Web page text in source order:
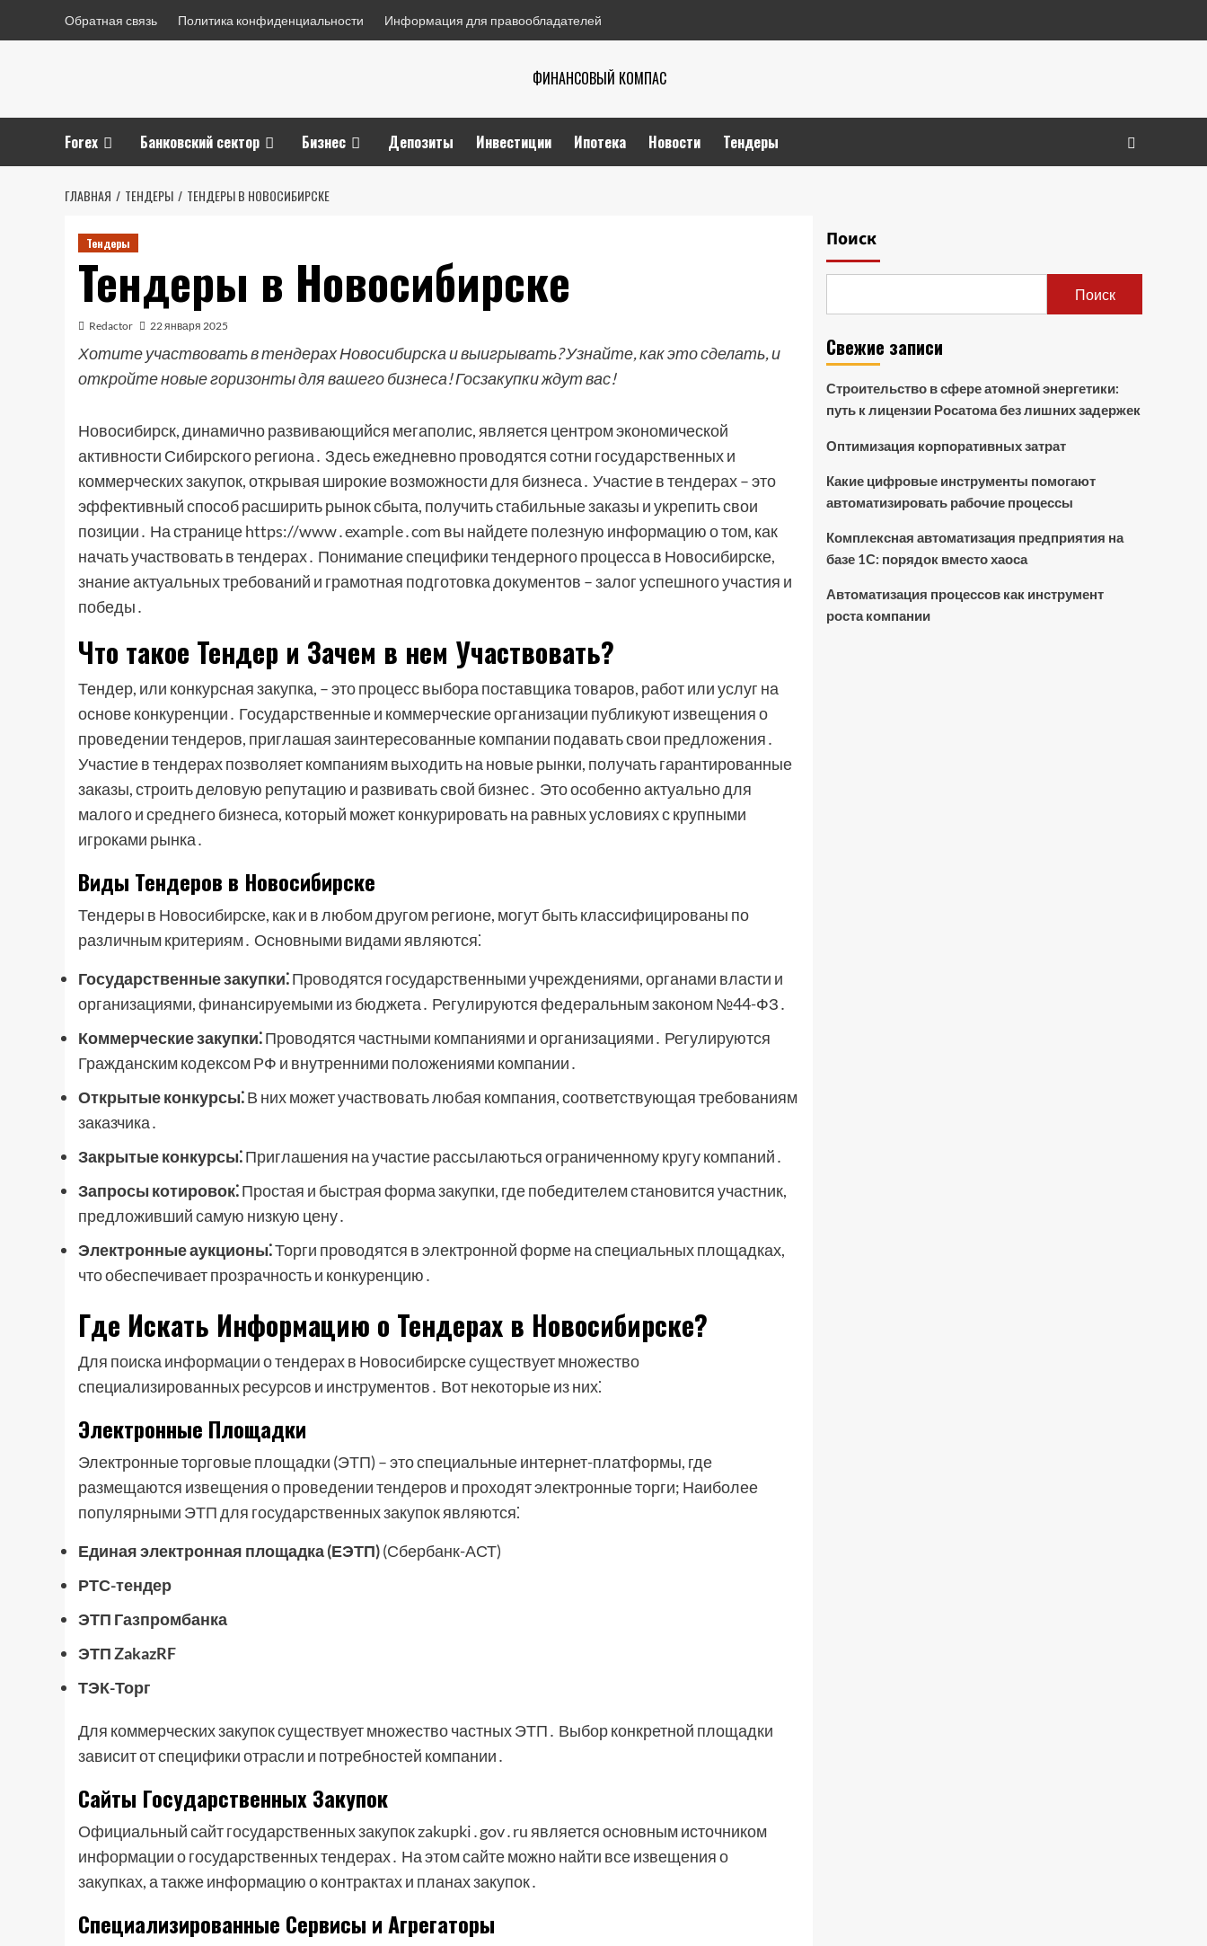
Обратная связь Политика конфиденциальности Информация для правообладателей
ФИНАНСОВЫЙ КОМПАС
Forex Банковский сектор Бизнес Депозиты Инвестиции Ипотека Новости Тендеры
ГЛАВНАЯ ТЕНДЕРЫ ТЕНДЕРЫ В НОВОСИБИРСКЕ
Тендеры
Тендеры в Новосибирске
Redactor 22 января 2025
Хотите участвовать в тендерах Новосибирска и выигрывать? Узнайте, как это сделать, и
откройте новые горизонты для вашего бизнеса! Госзакупки ждут вас!
Новосибирск, динамично развивающийся мегаполис, является центром экономической
активности Сибирского региона․ Здесь ежедневно проводятся сотни государственных и
коммерческих закупок, открывая широкие возможности для бизнеса․ Участие в тендерах – это
эффективный способ расширить рынок сбыта, получить стабильные заказы и укрепить свои
позиции․ На странице https://www․example․com вы найдете полезную информацию о том, как
начать участвовать в тендерах․ Понимание специфики тендерного процесса в Новосибирске,
знание актуальных требований и грамотная подготовка документов – залог успешного участия и
победы․
Что такое Тендер и Зачем в нем Участвовать?
Тендер, или конкурсная закупка, – это процесс выбора поставщика товаров, работ или услуг на
основе конкуренции․ Государственные и коммерческие организации публикуют извещения о
проведении тендеров, приглашая заинтересованные компании подавать свои предложения․
Участие в тендерах позволяет компаниям выходить на новые рынки, получать гарантированные
заказы, строить деловую репутацию и развивать свой бизнес․ Это особенно актуально для
малого и среднего бизнеса, который может конкурировать на равных условиях с крупными
игроками рынка․
Виды Тендеров в Новосибирске
Тендеры в Новосибирске, как и в любом другом регионе, могут быть классифицированы по
различным критериям․ Основными видами являются⁚
Государственные закупки⁚Проводятся государственными учреждениями, органами власти и
организациями, финансируемыми из бюджета․ Регулируются федеральным законом №44-ФЗ․
Коммерческие закупки⁚Проводятся частными компаниями и организациями․ Регулируются
Гражданским кодексом РФ и внутренними положениями компании․
Открытые конкурсы⁚В них может участвовать любая компания, соответствующая требованиям
заказчика․
Закрытые конкурсы⁚Приглашения на участие рассылаються ограниченному кругу компаний․
Запросы котировок⁚Простая и быстрая форма закупки, где победителем становится участник,
предложивший самую низкую цену․
Электронные аукционы⁚Торги проводятся в электронной форме на специальных площадках,
что обеспечивает прозрачность и конкуренцию․
Где Искать Информацию о Тендерах в Новосибирске?
Для поиска информации о тендерах в Новосибирске существует множество
специализированных ресурсов и инструментов․ Вот некоторые из них⁚
Электронные Площадки
Электронные торговые площадки (ЭТП) – это специальные интернет-платформы, где
размещаются извещения о проведении тендеров и проходят электронные торги; Наиболее
популярными ЭТП для государственных закупок являются⁚
Единая электронная площадка (ЕЭТП)(Сбербанк-АСТ)
РТС-тендер
ЭТП Газпромбанка
ЭТП ZakazRF
ТЭК-Торг
Для коммерческих закупок существует множество частных ЭТП․ Выбор конкретной площадки
зависит от специфики отрасли и потребностей компании․
Сайты Государственных Закупок
Официальный сайт государственных закупок zakupki․gov․ru является основным источником
информации о государственных тендерах․ На этом сайте можно найти все извещения о
закупках, а также информацию о контрактах и планах закупок․
Специализированные Сервисы и Агрегаторы
Поиск
Поиск
Свежие записи
Строительство в сфере атомной энергетики:
путь к лицензии Росатома без лишних задержек
Оптимизация корпоративных затрат
Какие цифровые инструменты помогают
автоматизировать рабочие процессы
Комплексная автоматизация предприятия на
базе 1С: порядок вместо хаоса
Автоматизация процессов как инструмент
роста компании